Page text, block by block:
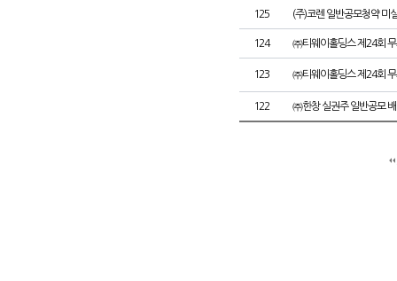
125 (주)코렌 일반공모청약 미
124 ㈜티웨이홀딩스 제24회
123 ㈜티웨이홀딩스 제24회
122 ㈜한창 실권주 일반공모